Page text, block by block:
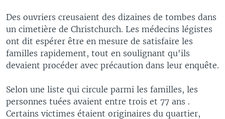
Des ouvriers creusaient des dizaines de tombes dans
un cimetière de Christchurch. Les médecins légistes
ont dit espérer être en mesure de satisfaire les
familles rapidement, tout en soulignant qu'ils
devaient procéder avec précaution dans leur enquête.
Selon une liste qui circule parmi les familles, les
personnes tuées avaient entre trois et 77 ans .
Certains victimes étaient originaires du quartier,